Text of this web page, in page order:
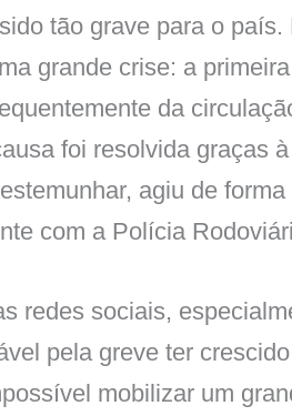
tão grave para o
grande crise: a
da
foi resolvida graças
agiu de
com a Polícia
redes sociais,
pela greve ter
mobilizar um